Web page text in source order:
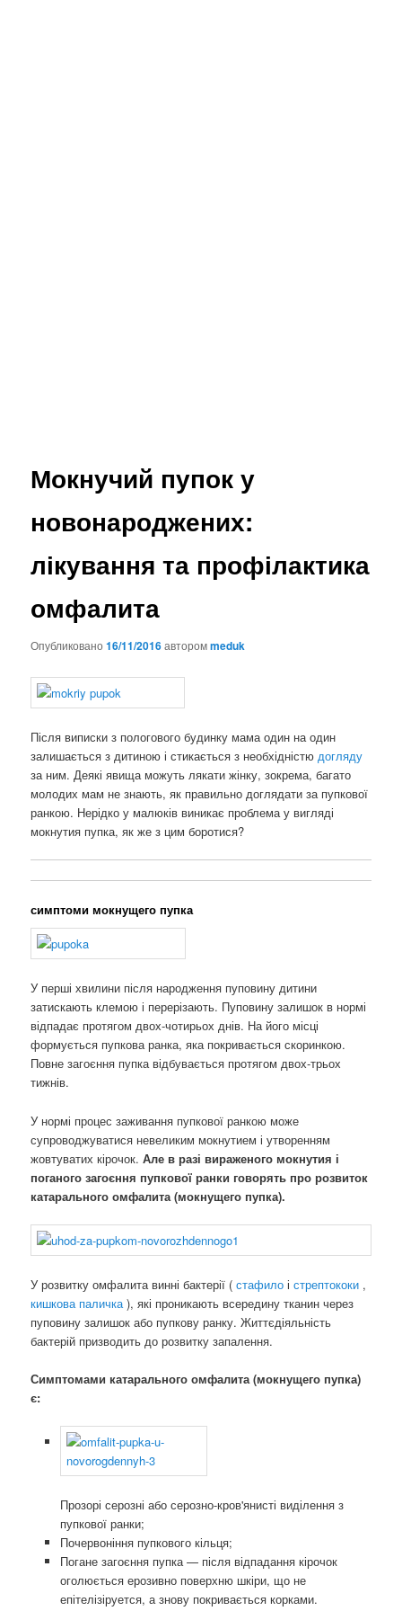
Мокнучий пупок у
новонароджених:
лікування та профілактика
омфалита
Опубликовано16/11/2016авторомmeduk
Після виписки з пологового будинку мама один на один
залишається з дитиною і стикається з необхідністюдогляду
за ним. Деякі явища можуть лякати жінку, зокрема, багато
молодих мам не знають, як правильно доглядати за пупкової
ранкою. Нерідко у малюків виникає проблема у вигляді
мокнутия пупка, як же з цим боротися?
симптоми мокнущего пупка
У перші хвилини після народження пуповину дитини
затискають клемою і перерізають. Пуповину залишок в нормі
відпадає протягом двох-чотирьох днів. На його місці
формується пупкова ранка, яка покривається скоринкою.
Повне загоєння пупка відбувається протягом двох-трьох
тижнів.
У нормі процес заживання пупкової ранкою може
супроводжуватися невеликим мокнутием і утворенням
жовтуватих кірочок.Але в разі вираженого мокнутия і
поганого загоєння пупкової ранки говорять про розвиток
катарального омфалита (мокнущего пупка).
У розвитку омфалита винні бактерії ( стафилоістрептококи ,
кишкова паличка), які проникають всередину тканин через
пуповину залишок або пупкову ранку. Життєдіяльність
бактерій призводить до розвитку запалення.
Симптомами катарального омфалита (мокнущего пупка)
є:
Прозорі серозні або серозно-кров'янисті виділення з
пупкової ранки;
Почервоніння пупкового кільця;
Погане загоєння пупка — після відпадання кірочок
оголюється ерозивно поверхню шкіри, що не
епітелізіруется, а знову покривається корками.